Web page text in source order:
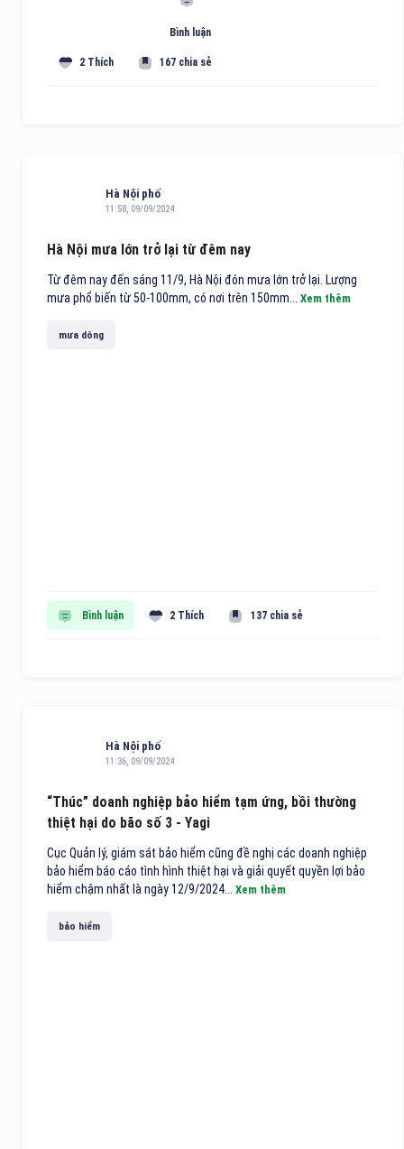
Bình luận
2 Thích 167 chia sẻ
Hà Nội phố
11:58, 09/09/2024
Hà Nội mưa lớn trở lại từ đêm nay
Từ đêm nay đến sáng 11/9, Hà Nội đón mưa lớn trở lại. Lượng
mưa phổ biến từ 50-100mm, có nơi trên 150mm... Xem thêm
mưa dông
Bình luận 2 Thích 137 chia sẻ
Hà Nội phố
11:36, 09/09/2024
“Thúc” doanh nghiệp bảo hiểm tạm ứng, bồi thường
thiệt hại do bão số 3 - Yagi
Cục Quản lý, giám sát bảo hiểm cũng đề nghị các doanh nghiệp
bảo hiểm báo cáo tình hình thiệt hại và giải quyết quyền lợi bảo
hiểm chậm nhất là ngày 12/9/2024... Xem thêm
bảo hiểm